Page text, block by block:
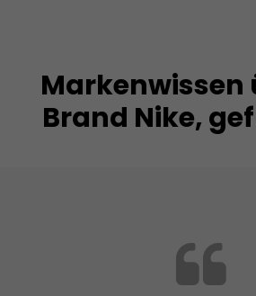
Markenwissen
Brand Nike,